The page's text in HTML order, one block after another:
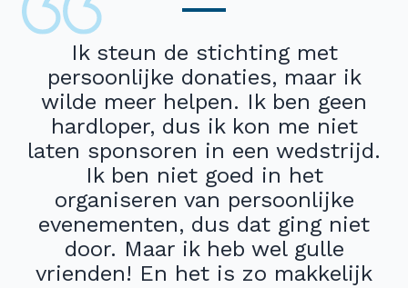
Ik steun de stichting met
persoonlijke donaties, maar ik
wilde meer helpen. Ik ben geen
hardloper, dus ik kon me niet
laten sponsoren in een wedstrijd.
Ik ben niet goed in het
organiseren van persoonlijke
evenementen, dus dat ging niet
door. Maar ik heb wel gulle
vrienden! En het is zo makkelijk